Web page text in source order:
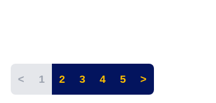
< 1 2 3 4 5 >